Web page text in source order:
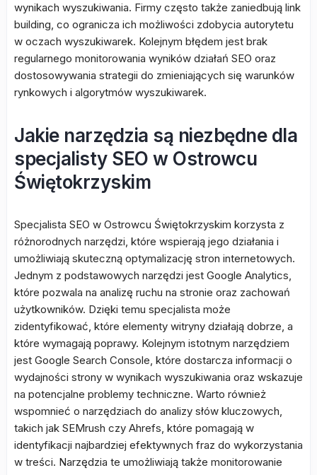
wynikach wyszukiwania. Firmy często także zaniedbują link
building, co ogranicza ich możliwości zdobycia autorytetu
w oczach wyszukiwarek. Kolejnym błędem jest brak
regularnego monitorowania wyników działań SEO oraz
dostosowywania strategii do zmieniających się warunków
rynkowych i algorytmów wyszukiwarek.
Jakie narzędzia są niezbędne dla
specjalisty SEO w Ostrowcu
Świętokrzyskim
Specjalista SEO w Ostrowcu Świętokrzyskim korzysta z
różnorodnych narzędzi, które wspierają jego działania i
umożliwiają skuteczną optymalizację stron internetowych.
Jednym z podstawowych narzędzi jest Google Analytics,
które pozwala na analizę ruchu na stronie oraz zachowań
użytkowników. Dzięki temu specjalista może
zidentyfikować, które elementy witryny działają dobrze, a
które wymagają poprawy. Kolejnym istotnym narzędziem
jest Google Search Console, które dostarcza informacji o
wydajności strony w wynikach wyszukiwania oraz wskazuje
na potencjalne problemy techniczne. Warto również
wspomnieć o narzędziach do analizy słów kluczowych,
takich jak SEMrush czy Ahrefs, które pomagają w
identyfikacji najbardziej efektywnych fraz do wykorzystania
w treści. Narzędzia te umożliwiają także monitorowanie